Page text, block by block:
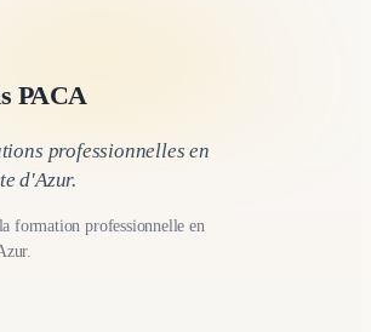
PACA
professionnelles en
d'Azur.
formation professionnelle en